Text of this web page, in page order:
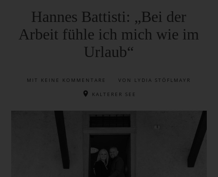
Hannes Battisti: „Bei der
Arbeit fühle ich mich wie im
Urlaub“
MIT KEINE KOMMENTARE VON LYDIA STÖFLMAYR
KALTERER SEE